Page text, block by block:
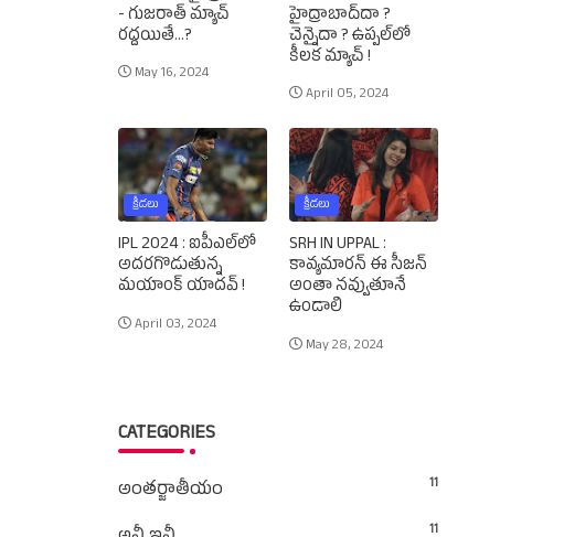
- గుజరాత్‌ మ్యాచ్‌
రద్దయితే...?
May 16, 2024
హైద్రాబాద్‌దా ?
చెన్నైదా ? ఉప్పల్‌లో
కీలక మ్యాచ్‌ !
April 05, 2024
క్రీడలు
IPL 2024 : ఐపీఎల్‌లో
అదరగొడుతున్న
మయాంక్‌ యాదవ్‌ !
April 03, 2024
క్రీడలు
SRH IN UPPAL :
కావ్యమారన్‌ ఈ సీజన్‌
అంతా నవ్వుతూనే
ఉండాలి
May 28, 2024
CATEGORIES
అంతర్జాతీయం 11
11